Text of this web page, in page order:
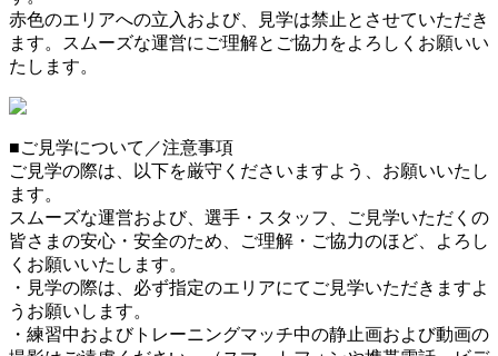
赤色のエリアへの立入および、見学は禁止とさせていただき
ます。スムーズな運営にご理解とご協力をよろしくお願いい
たします。
■ご見学について／注意事項
ご見学の際は、以下を厳守くださいますよう、お願いいたし
ます。
スムーズな運営および、選手・スタッフ、ご見学いただくの
皆さまの安心・安全のため、ご理解・ご協力のほど、よろし
くお願いいたします。
・見学の際は、必ず指定のエリアにてご見学いただきますよ
うお願いします。
・練習中およびトレーニングマッチ中の静止画および動画の